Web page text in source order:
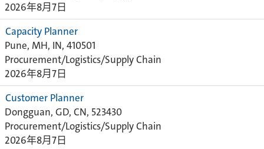
2026年8月7日
Capacity Planner
Pune, MH, IN, 410501
Procurement/Logistics/Supply Chain
2026年8月7日
Customer Planner
Dongguan, GD, CN, 523430
Procurement/Logistics/Supply Chain
2026年8月7日